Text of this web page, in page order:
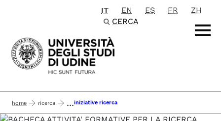
Passa al contenuto principale
IT EN ES FR
ZH
CERCA
home ricerca ...iniziative ricerca